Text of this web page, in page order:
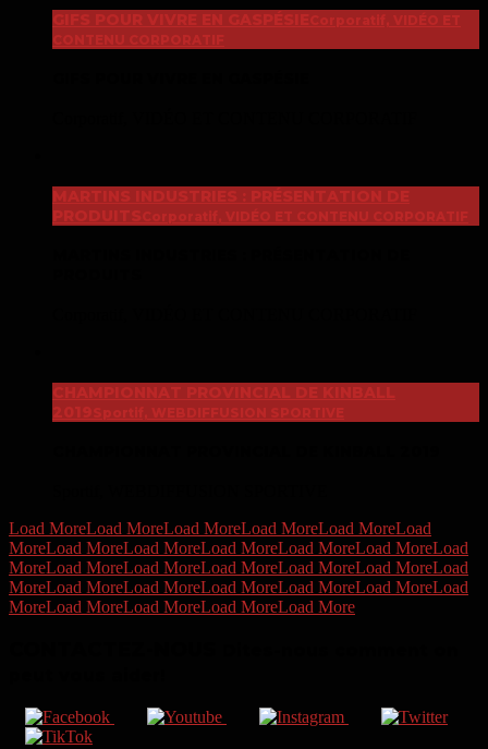
GIFS POUR VIVRE EN GASPÉSIECorporatif, VIDÉO ET
CONTENU CORPORATIF
MARTINS INDUSTRIES : PRÉSENTATION DE
PRODUITSCorporatif, VIDÉO ET CONTENU CORPORATIF
CHAMPIONNAT PROVINCIAL DE KINBALL
2019Sportif, WEBDIFFUSION SPORTIVE
Load MoreLoad MoreLoad MoreLoad MoreLoad MoreLoad
MoreLoad MoreLoad MoreLoad MoreLoad MoreLoad MoreLoad
MoreLoad MoreLoad MoreLoad MoreLoad MoreLoad MoreLoad
MoreLoad MoreLoad MoreLoad MoreLoad MoreLoad MoreLoad
MoreLoad MoreLoad MoreLoad MoreLoad More